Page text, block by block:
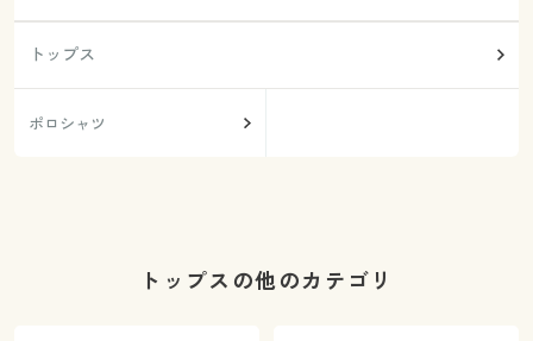
トップス
ポロシャツ
トップスの他のカテゴリ